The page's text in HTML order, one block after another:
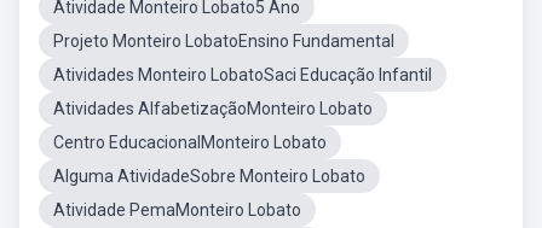
Atividade Monteiro Lobato5 Ano
Projeto Monteiro LobatoEnsino Fundamental
Atividades Monteiro LobatoSaci Educação Infantil
Atividades AlfabetizaçãoMonteiro Lobato
Centro EducacionalMonteiro Lobato
Alguma AtividadeSobre Monteiro Lobato
Atividade PemaMonteiro Lobato